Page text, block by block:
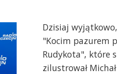
Dzisiaj
"Kocim pazurem
Rudykota", które
zilustrował